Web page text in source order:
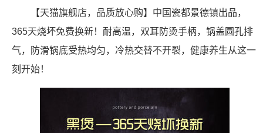
【天猫旗舰店，品质放心购】中国瓷都景德镇出品，
365天烧坏免费换新！耐高温，双耳防烫手柄，锅盖圆孔排
气，防滑锅底受热均匀，冷热交替不开裂，健康养生从这一
刻开始！